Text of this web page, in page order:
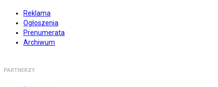
Reklama
Ogłoszenia
Prenumerata
Archiwum
PARTNERZY